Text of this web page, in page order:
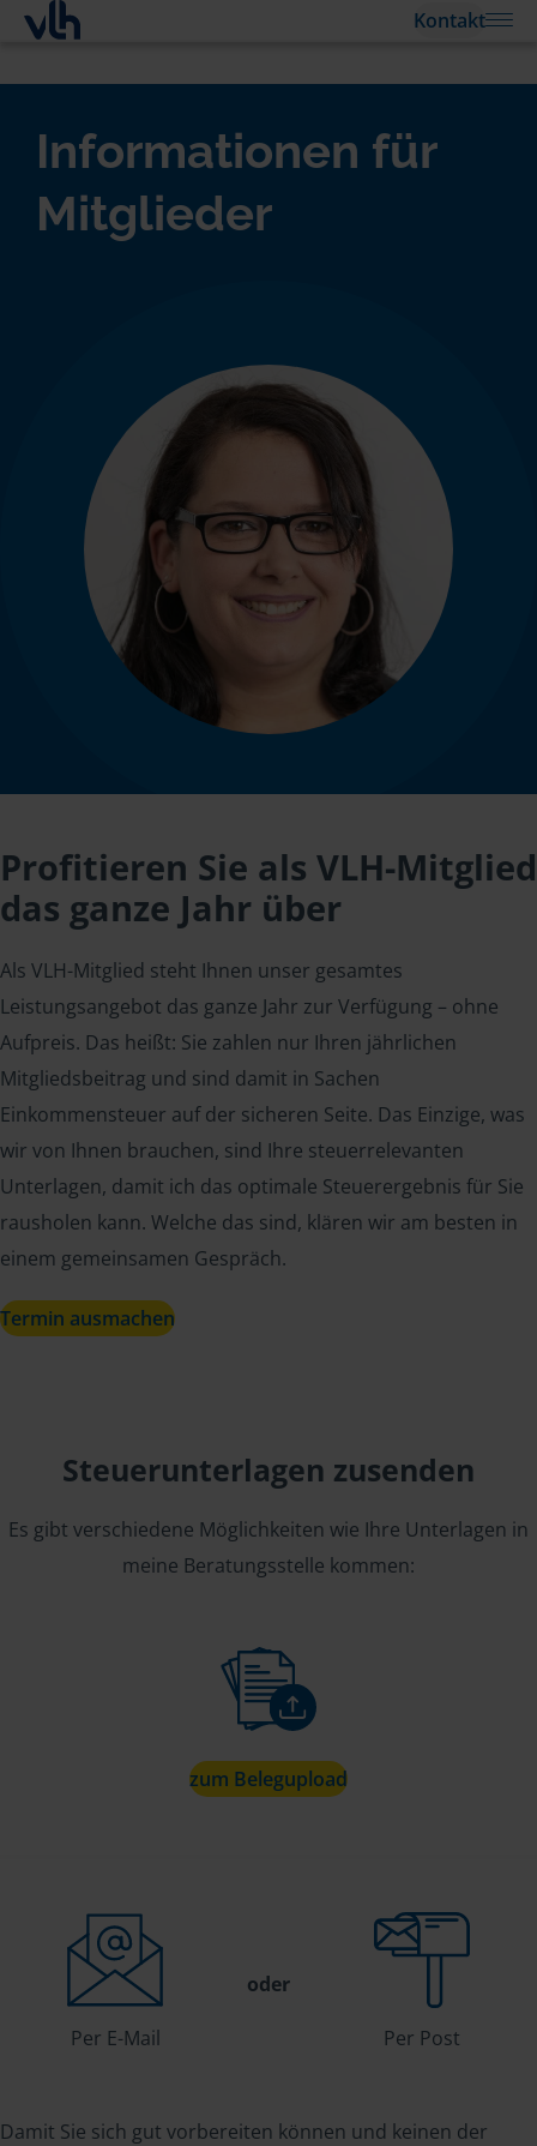
Kontakt
Informationen für
Mitglieder
Profitieren Sie als VLH-Mitglied
das ganze Jahr über
Als VLH-Mitglied steht Ihnen unser gesamtes
Leistungsangebot das ganze Jahr zur Verfügung – ohne
Aufpreis. Das heißt: Sie zahlen nur Ihren jährlichen
Mitgliedsbeitrag und sind damit in Sachen
Einkommensteuer auf der sicheren Seite. Das Einzige, was
wir von Ihnen brauchen, sind Ihre steuerrelevanten
Unterlagen, damit ich das optimale Steuerergebnis für Sie
rausholen kann. Welche das sind, klären wir am besten in
einem gemeinsamen Gespräch.
Termin ausmachen
Steuerunterlagen zusenden
Es gibt verschiedene Möglichkeiten wie Ihre Unterlagen in
meine Beratungsstelle kommen:
zum Belegupload
Per E-Mail
oder
Per Post
Damit Sie sich gut vorbereiten können und keinen der